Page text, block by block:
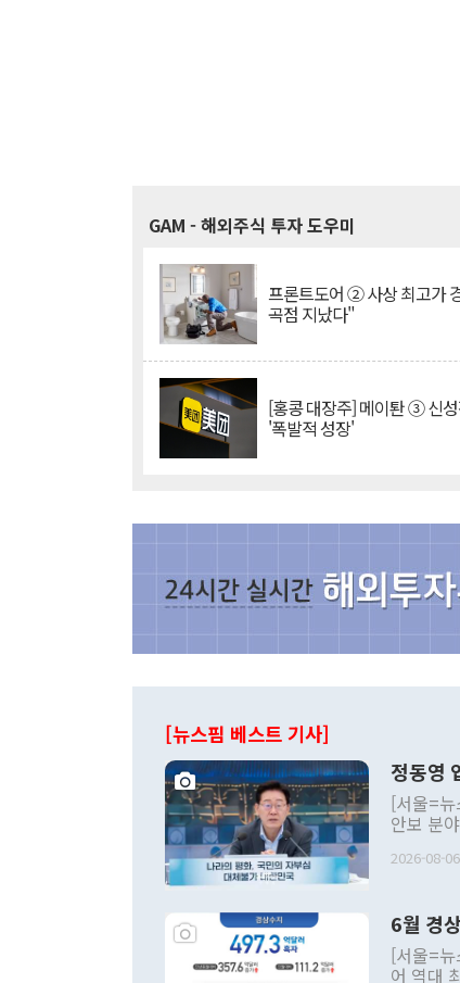
GAM - 해외주식 투자 도우미
프론트도어 ② 사상 최고가
곡점 지났다"
[홍콩 대장주] 메이퇀 ③ 신
'폭발적 성장'
[뉴스핌 베스트 기사]
정동영
[서울=뉴
안보 분
발언 중
주의적
관의 대
관 부처
2026-08-
6월 경
[서울=
어 역대